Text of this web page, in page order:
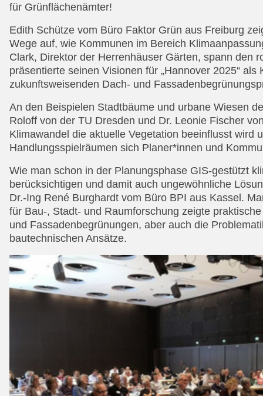
für Grünflächenämter!
Edith Schütze vom Büro Faktor Grün aus Freiburg
Wege auf, wie Kommunen im Bereich
Clark, Direktor der Herrenhäuser Gärten, spann den
präsentierte seinen Visionen für „Hannover 2025“
zukunftsweisenden Dach- und
An den Beispielen Stadtbäume und urbane Wiesen
Roloff von der TU Dresden und Dr. Leonie Fischer
Klimawandel die aktuelle Vegetation beeinflusst wird
Handlungsspielräumen sich Planer*innen und
Wie man schon in der Planungsphase GIS-gestützt
berücksichtigen und damit auch ungewöhnliche
Dr.-Ing René Burghardt vom Büro BPI aus Kassel.
für Bau-, Stadt- und Raumforschung zeigte
und Fassadenbegrünungen, aber auch die
bautechnischen Ansätze.